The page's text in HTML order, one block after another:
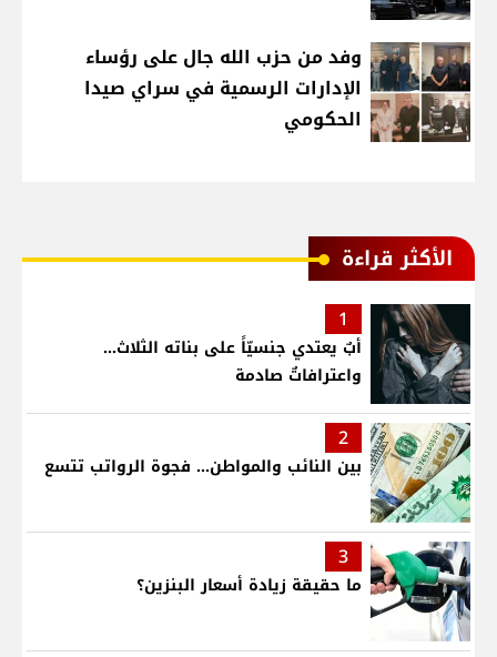
وفد من حزب الله جال على رؤساء
الإدارات الرسمية في سراي صيدا
الحكومي
الأكثر قراءة
1
أبٌ يعتدي جنسيّاً على بناته الثلاث…
واعترافاتٌ صادمة
2
بين النائب والمواطن... فجوة الرواتب تتسع
3
ما حقيقة زيادة أسعار البنزين؟